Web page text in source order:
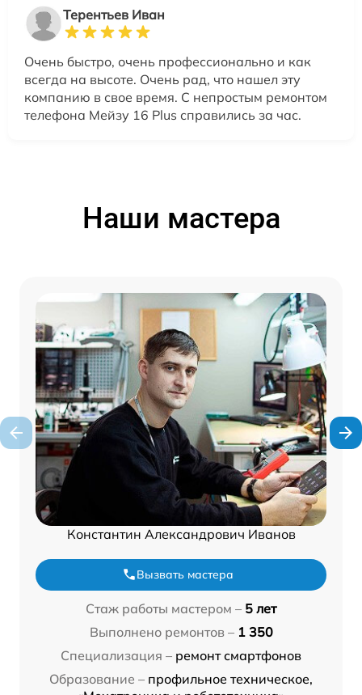
Терентьев Иван
Очень быстро, очень профессионально и как
всегда на высоте. Очень рад, что нашел эту
компанию в свое время. С непростым ремонтом
телефона Мейзу 16 Plus справились за час.
Наши мастера
Константин Александрович Иванов
Вызвать мастера
Стаж работы мастером – 5 лет
Выполнено ремонтов – 1 350
Специализация – ремонт смартфонов
Образование – профильное техническое,